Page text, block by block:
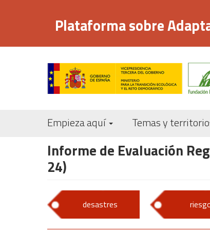
principal
Plataforma sobre
Empieza aquí Temas y
Informe de Evaluación
24)
desastres